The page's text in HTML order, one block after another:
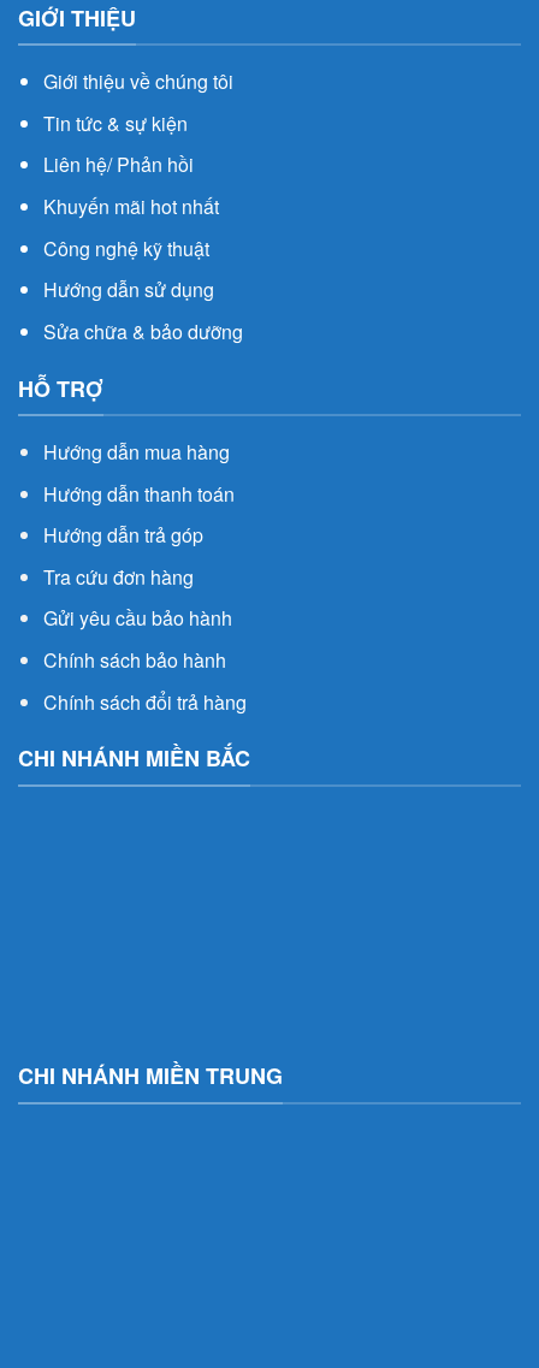
GIỚI THIỆU
Giới thiệu về chúng tôi
Tin tức & sự kiện
Liên hệ/ Phản hồi
Khuyến mãi hot nhất
Công nghệ kỹ thuật
Hướng dẫn sử dụng
Sửa chữa & bảo dưỡng
HỖ TRỢ
Hướng dẫn mua hàng
Hướng dẫn thanh toán
Hướng dẫn trả góp
Tra cứu đơn hàng
Gửi yêu cầu bảo hành
Chính sách bảo hành
Chính sách đổi trả hàng
CHI NHÁNH MIỀN BẮC
CHI NHÁNH MIỀN TRUNG